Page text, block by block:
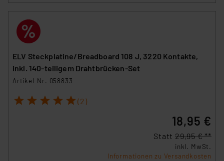
ELV Steckplatine/Breadboard 108 J, 3220 Kontakte,
inkl. 140-teiligem Drahtbrücken-Set
Artikel-Nr. 058833
1 2 3 4 5 (2)
18,95 €
Statt 29,95 € **
inkl. MwSt.
Informationen zu Versandkosten